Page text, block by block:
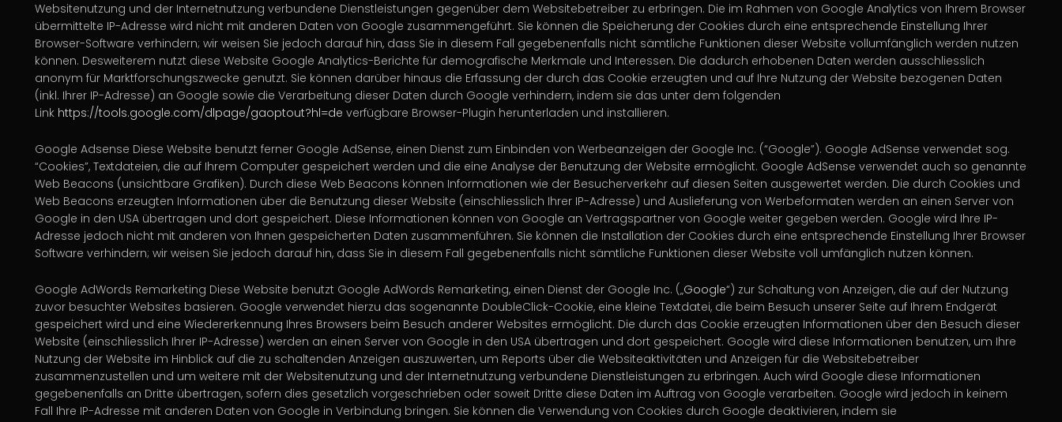
Websitenutzung und der Internetnutzung verbundene Dienstleistungen gegenüber dem Websitebetreiber zu erbringen. Die im Rahmen von Google Analytics von Ihrem Browser
übermittelte IP-Adresse wird nicht mit anderen Daten von Google zusammengeführt. Sie können die Speicherung der Cookies durch eine entsprechende Einstellung Ihrer
Browser-Software verhindern; wir weisen Sie jedoch darauf hin, dass Sie in diesem Fall gegebenenfalls nicht sämtliche Funktionen dieser Website vollumfänglich werden nutzen
können. Desweiterem nutzt diese Website Google Analytics-Berichte für demografische Merkmale und Interessen. Die dadurch erhobenen Daten werden ausschliesslich
anonym für Marktforschungszwecke genutzt. Sie können darüber hinaus die Erfassung der durch das Cookie erzeugten und auf Ihre Nutzung der Website bezogenen Daten
(inkl. Ihrer IP-Adresse) an Google sowie die Verarbeitung dieser Daten durch Google verhindern, indem sie das unter dem folgenden
Link https://tools.google.com/dlpage/gaoptout?hl=de verfügbare Browser-Plugin herunterladen und installieren.
Google Adsense Diese Website benutzt ferner Google AdSense, einen Dienst zum Einbinden von Werbeanzeigen der Google Inc. (“Google”). Google AdSense verwendet sog.
“Cookies”, Textdateien, die auf Ihrem Computer gespeichert werden und die eine Analyse der Benutzung der Website ermöglicht. Google AdSense verwendet auch so genannte
Web Beacons (unsichtbare Grafiken). Durch diese Web Beacons können Informationen wie der Besucherverkehr auf diesen Seiten ausgewertet werden. Die durch Cookies und
Web Beacons erzeugten Informationen über die Benutzung dieser Website (einschliesslich Ihrer IP-Adresse) und Auslieferung von Werbeformaten werden an einen Server von
Google in den USA übertragen und dort gespeichert. Diese Informationen können von Google an Vertragspartner von Google weiter gegeben werden. Google wird Ihre IP-
Adresse jedoch nicht mit anderen von Ihnen gespeicherten Daten zusammenführen. Sie können die Installation der Cookies durch eine entsprechende Einstellung Ihrer Browser
Software verhindern; wir weisen Sie jedoch darauf hin, dass Sie in diesem Fall gegebenenfalls nicht sämtliche Funktionen dieser Website voll umfänglich nutzen können.
Google AdWords Remarketing Diese Website benutzt Google AdWords Remarketing, einen Dienst der Google Inc. („Google“) zur Schaltung von Anzeigen, die auf der Nutzung
zuvor besuchter Websites basieren. Google verwendet hierzu das sogenannte DoubleClick-Cookie, eine kleine Textdatei, die beim Besuch unserer Seite auf Ihrem Endgerät
gespeichert wird und eine Wiedererkennung Ihres Browsers beim Besuch anderer Websites ermöglicht. Die durch das Cookie erzeugten Informationen über den Besuch dieser
Website (einschliesslich Ihrer IP-Adresse) werden an einen Server von Google in den USA übertragen und dort gespeichert. Google wird diese Informationen benutzen, um Ihre
Nutzung der Website im Hinblick auf die zu schaltenden Anzeigen auszuwerten, um Reports über die Websiteaktivitäten und Anzeigen für die Websitebetreiber
zusammenzustellen und um weitere mit der Websitenutzung und der Internetnutzung verbundene Dienstleistungen zu erbringen. Auch wird Google diese Informationen
gegebenenfalls an Dritte übertragen, sofern dies gesetzlich vorgeschrieben oder soweit Dritte diese Daten im Auftrag von Google verarbeiten. Google wird jedoch in keinem
Fall Ihre IP-Adresse mit anderen Daten von Google in Verbindung bringen. Sie können die Verwendung von Cookies durch Google deaktivieren, indem sie